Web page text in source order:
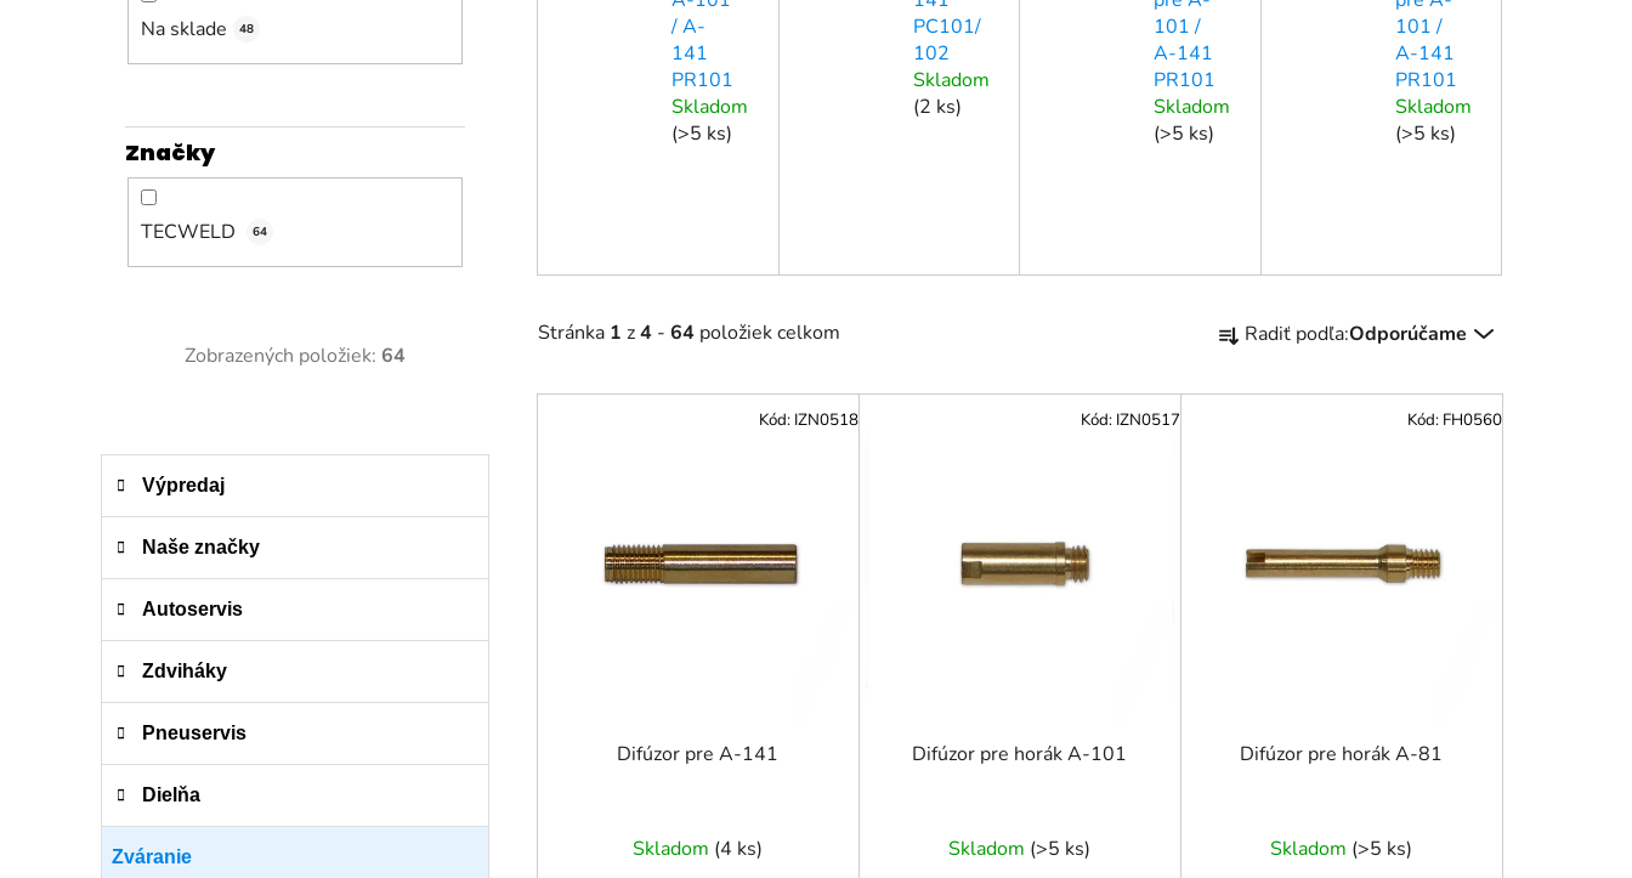
Na sklade 48
Značky
TECWELD 64
Zobrazených položiek: 64
kategórie
K
t
g
Výpredaj
Naše značky
Autoservis
Zdviháky
Pneuservis
Dielňa
Zváranie
/ A-
141
PR101
Skladom
(>5 ks)
PC101/
102
Skladom
(2 ks)
101 /
A-141
PR101
Skladom
(>5 ks)
101 /
A-141
PR101
Skladom
(>5 ks)
Stránka 1 z4 - 64 položiek celkom a Radiť podľa:Odporúčame
V
Difúzor pre A-141
Skladom (4 ks)
Kód: IZN0518
Difúzor pre horák A-101
Skladom (>5 ks)
Kód: IZN0517
Difúzor pre horák A-81
Skladom (>5 ks)
Kód: FH0560